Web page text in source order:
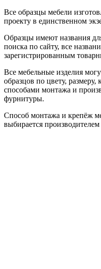
Все образцы мебели
проекту в единственном
Образцы имеют названия
поиска по сайту, все
зарегистрированным
Все мебельные изделия
образцов по цвету,
способами монтажа и
фурнитуры.
Способ монтажа и крепёж
выбирается